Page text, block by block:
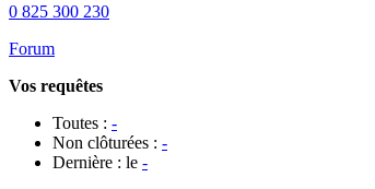
0 825 300 230
Forum
Vos requêtes
Toutes : -
Non clôturées : -
Dernière : le -